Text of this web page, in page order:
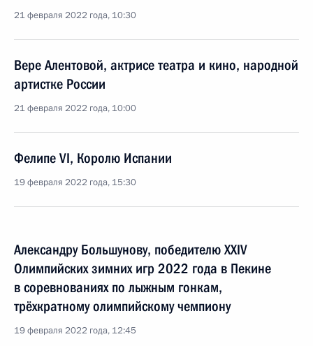
21 февраля 2022 года, 10:30
Вере Алентовой, актрисе театра и кино, народной
артистке России
21 февраля 2022 года, 10:00
Фелипе VI, Королю Испании
19 февраля 2022 года, 15:30
Александру Большунову, победителю XXIV
Олимпийских зимних игр 2022 года в Пекине
в соревнованиях по лыжным гонкам,
трёхкратному олимпийскому чемпиону
19 февраля 2022 года, 12:45